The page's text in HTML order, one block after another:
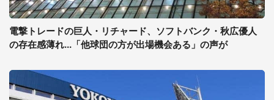
電撃トレードの巨人・リチャード、ソフトバンク・秋広優人
の存在感薄れ...「他球団の方が出場機会ある」の声が